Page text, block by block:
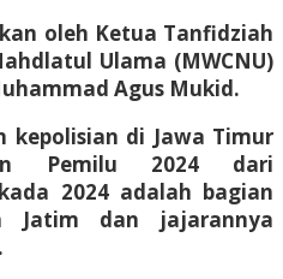
oleh Ketua Tanfidziah
Ulama (MWCNU)
Agus Mukid.
kepolisian di Jawa Timur
Pemilu 2024 dari
2024 adalah bagian
Jatim dan jajarannya